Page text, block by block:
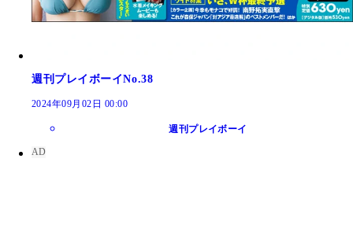
週刊プレイボーイNo.38
2024年09月02日 00:00
週刊プレイボーイ